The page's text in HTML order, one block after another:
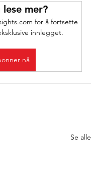
mer?
for å fortsette
innlegget.
nå
Se alle